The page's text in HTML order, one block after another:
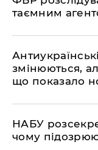
таємним
змінюються,
що показало
НАБУ
чому